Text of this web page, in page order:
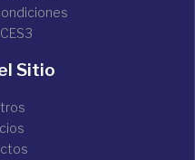
Sitio